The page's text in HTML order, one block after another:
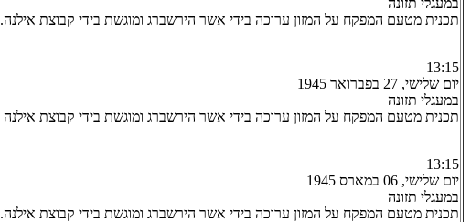
במעגלי תזונה
תכנית מטעם המפקח על המזון ערוכה בידי אשר הירשברג ומוגשת בידי קבוצת אילנה.
13:15
יום שלישי, 27 בפברואר 1945
במעגלי תזונה
תכנית מטעם המפקח על המזון ערוכה בידי אשר הירשברג ומוגשת בידי קבוצת אילנה
13:15
יום שלישי, 06 במארס 1945
במעגלי תזונה
תכנית מטעם המפקח על המזון ערוכה בידי אשר הירשברג ומוגשת בידי קבוצת אילנה.